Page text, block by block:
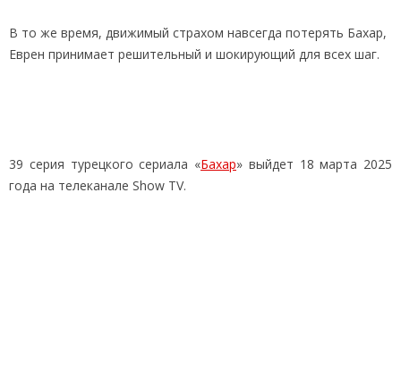
В то же время, движимый страхом навсегда потерять Бахар,
Еврен принимает решительный и шокирующий для всех шаг.
39 серия турецкого сериала «Бахар» выйдет 18 марта 2025
года на телеканале Show TV.